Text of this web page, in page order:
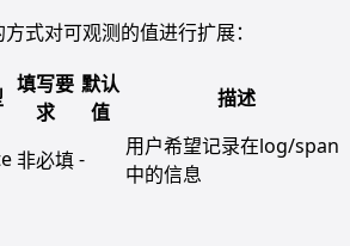
式对可观测的值进行扩展：
填写要
求
默认
值
描述
非必填-
用户希望记录在log/span
中的信息